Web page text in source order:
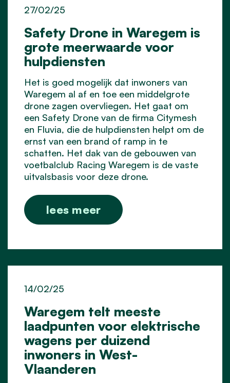
Safety Drone in Waregem is
grote meerwaarde voor
hulpdiensten
27/02/25
Het is goed mogelijk dat inwoners van
Waregem al af en toe een middelgrote
drone zagen overvliegen. Het gaat om
een Safety Drone van de firma Citymesh
en Fluvia, die de hulpdiensten helpt om de
ernst van een brand of ramp in te
schatten. Het dak van de gebouwen van
voetbalclub Racing Waregem is de vaste
uitvalsbasis voor deze drone.
lees meer
Waregem telt meeste
laadpunten voor elektrische
wagens per duizend
inwoners in West-
Vlaanderen
14/02/25